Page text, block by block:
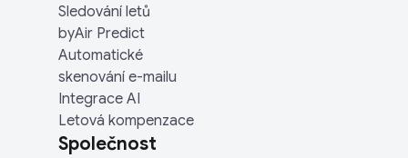
Sledování letů
byAir Predict
Automatické
skenování e-mailu
Integrace AI
Letová kompenzace
Společnost